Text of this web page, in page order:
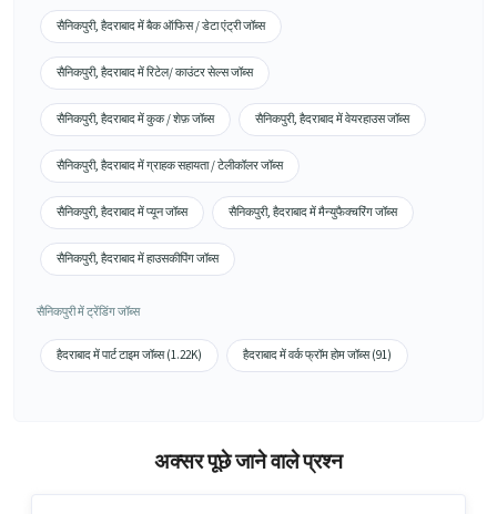
सैनिकपुरी, हैदराबाद में बैक ऑफिस / डेटा एंट्री जॉब्स
सैनिकपुरी, हैदराबाद में रिटेल/ काउंटर सेल्स जॉब्स
सैनिकपुरी, हैदराबाद में कुक / शेफ़ जॉब्स सैनिकपुरी, हैदराबाद में वेयरहाउस जॉब्स
सैनिकपुरी, हैदराबाद में ग्राहक सहायता / टेलीकॉलर जॉब्स
सैनिकपुरी, हैदराबाद में प्यून जॉब्स सैनिकपुरी, हैदराबाद में मैन्युफैक्चरिंग जॉब्स
सैनिकपुरी, हैदराबाद में हाउसकीपिंग जॉब्स
सैनिकपुरी में ट्रेंडिंग जॉब्स
हैदराबाद में पार्ट टाइम जॉब्स (1.22K) हैदराबाद में वर्क फ्रॉम होम जॉब्स (91)
अक्सर पूछे जाने वाले प्रश्न